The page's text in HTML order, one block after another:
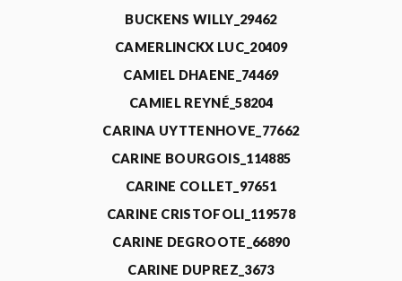
BUCKENS WILLY_29462
CAMERLINCKX LUC_20409
CAMIEL DHAENE_74469
CAMIEL REYNÉ_58204
CARINA UYTTENHOVE_77662
CARINE BOURGOIS_114885
CARINE COLLET_97651
CARINE CRISTOFOLI_119578
CARINE DEGROOTE_66890
CARINE DUPREZ_3673